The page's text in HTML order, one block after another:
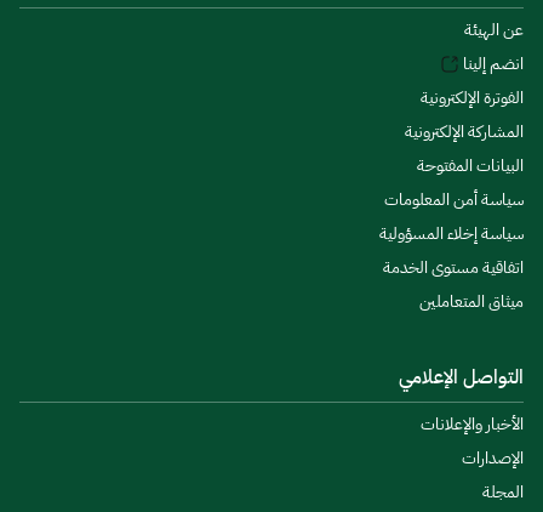
عن الهيئة
انضم إلينا
الفوترة الإلكترونية
المشاركة الإلكترونية
البيانات المفتوحة
سياسة أمن المعلومات
سياسة إخلاء المسؤولية
اتفاقية مستوى الخدمة
ميثاق المتعاملين
التواصل الإعلامي
الأخبار والإعلانات
الإصدارات
المجلة